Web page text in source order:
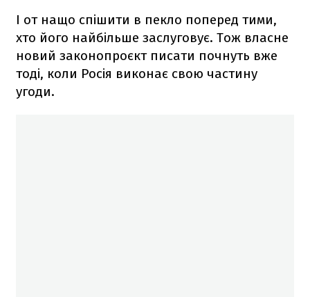
І от нащо спішити в пекло поперед тими,
хто його найбільше заслуговує. Тож власне
новий законопроєкт писати почнуть вже
тоді, коли Росія виконає свою частину
угоди.